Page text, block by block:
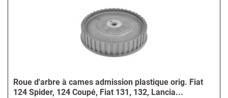
Roue d'arbre à cames admission plastique orig. Fiat
124 Spider, 124 Coupé, Fiat 131, 132, Lancia...